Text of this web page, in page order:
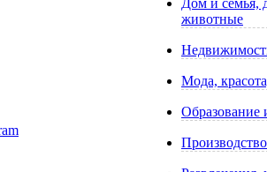
Дом и семья,
животные
Мода,
Образование